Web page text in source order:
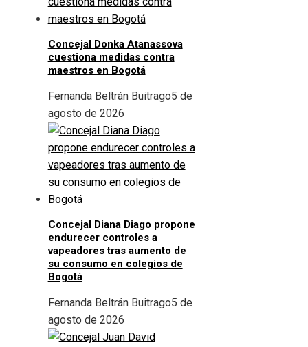
Concejal Donka Atanassova
cuestiona medidas contra
maestros en Bogotá
Fernanda Beltrán Buitrago5 de
agosto de 2026
Concejal Diana Diago propone
endurecer controles a
vapeadores tras aumento de
su consumo en colegios de
Bogotá
Fernanda Beltrán Buitrago5 de
agosto de 2026